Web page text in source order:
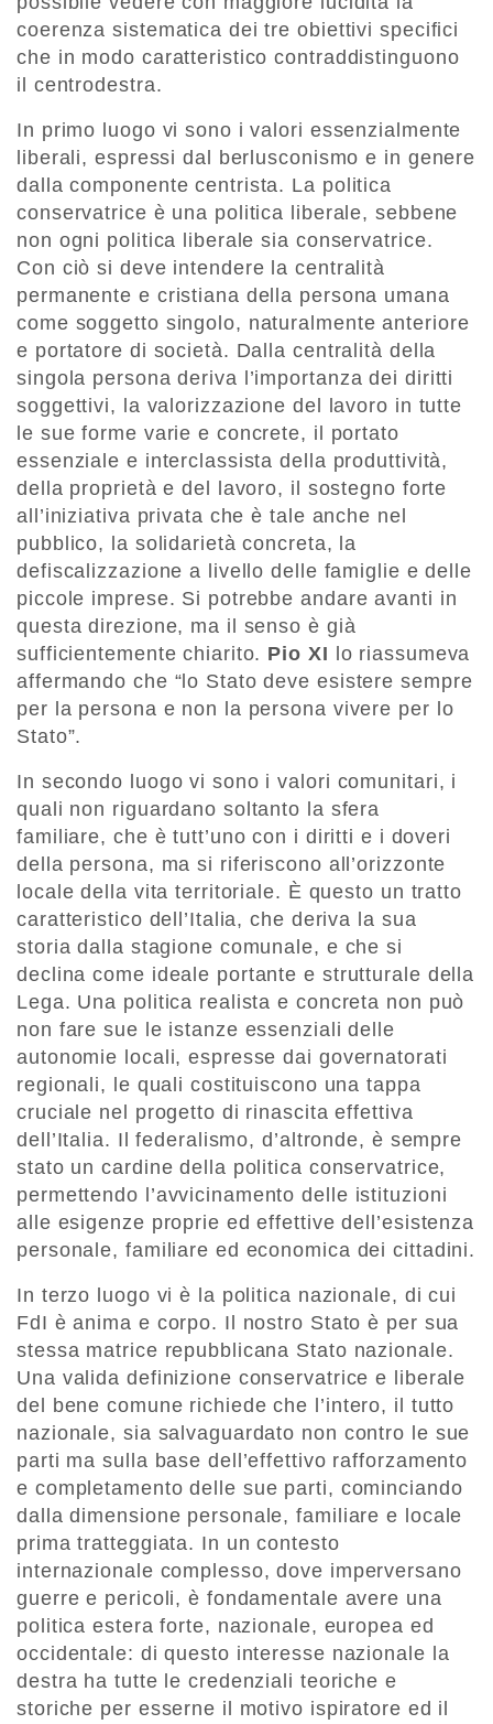
coerenza sistematica dei tre obiettivi specifici
che in modo caratteristico contraddistinguono
il centrodestra.
In primo luogo vi sono i valori essenzialmente
liberali, espressi dal berlusconismo e in genere
dalla componente centrista. La politica
conservatrice è una politica liberale, sebbene
non ogni politica liberale sia conservatrice.
Con ciò si deve intendere la centralità
permanente e cristiana della persona umana
come soggetto singolo, naturalmente anteriore
e portatore di società. Dalla centralità della
singola persona deriva l’importanza dei diritti
soggettivi, la valorizzazione del lavoro in tutte
le sue forme varie e concrete, il portato
essenziale e interclassista della produttività,
della proprietà e del lavoro, il sostegno forte
all’iniziativa privata che è tale anche nel
pubblico, la solidarietà concreta, la
defiscalizzazione a livello delle famiglie e delle
piccole imprese. Si potrebbe andare avanti in
questa direzione, ma il senso è già
sufficientemente chiarito. Pio XI lo riassumeva
affermando che “lo Stato deve esistere sempre
per la persona e non la persona vivere per lo
Stato”.
In secondo luogo vi sono i valori comunitari, i
quali non riguardano soltanto la sfera
familiare, che è tutt’uno con i diritti e i doveri
della persona, ma si riferiscono all’orizzonte
locale della vita territoriale. È questo un tratto
caratteristico dell’Italia, che deriva la sua
storia dalla stagione comunale, e che si
declina come ideale portante e strutturale della
Lega. Una politica realista e concreta non può
non fare sue le istanze essenziali delle
autonomie locali, espresse dai governatorati
regionali, le quali costituiscono una tappa
cruciale nel progetto di rinascita effettiva
dell’Italia. Il federalismo, d’altronde, è sempre
stato un cardine della politica conservatrice,
permettendo l’avvicinamento delle istituzioni
alle esigenze proprie ed effettive dell’esistenza
personale, familiare ed economica dei cittadini.
In terzo luogo vi è la politica nazionale, di cui
FdI è anima e corpo. Il nostro Stato è per sua
stessa matrice repubblicana Stato nazionale.
Una valida definizione conservatrice e liberale
del bene comune richiede che l’intero, il tutto
nazionale, sia salvaguardato non contro le sue
parti ma sulla base dell’effettivo rafforzamento
e completamento delle sue parti, cominciando
dalla dimensione personale, familiare e locale
prima tratteggiata. In un contesto
internazionale complesso, dove imperversano
guerre e pericoli, è fondamentale avere una
politica estera forte, nazionale, europea ed
occidentale: di questo interesse nazionale la
destra ha tutte le credenziali teoriche e
storiche per esserne il motivo ispiratore ed il